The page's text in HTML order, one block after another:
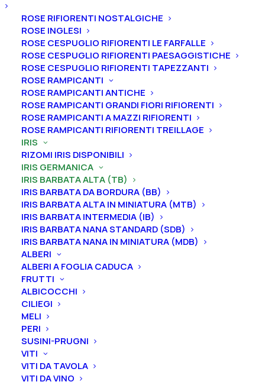
ROSE RIFIORENTI NOSTALGICHE
ROSE INGLESI
ROSE CESPUGLIO RIFIORENTI LE FARFALLE
ROSE CESPUGLIO RIFIORENTI PAESAGGISTICHE
ROSE CESPUGLIO RIFIORENTI TAPEZZANTI
ROSE RAMPICANTI
ROSE RAMPICANTI ANTICHE
ROSE RAMPICANTI GRANDI FIORI RIFIORENTI
ROSE RAMPICANTI A MAZZI RIFIORENTI
ROSE RAMPICANTI RIFIORENTI TREILLAGE
IRIS
RIZOMI IRIS DISPONIBILI
IRIS GERMANICA
IRIS BARBATA ALTA (TB)
IRIS BARBATA DA BORDURA (BB)
IRIS BARBATA ALTA IN MINIATURA (MTB)
IRIS BARBATA INTERMEDIA (IB)
IRIS BARBATA NANA STANDARD (SDB)
IRIS BARBATA NANA IN MINIATURA (MDB)
ALBERI
ALBERI A FOGLIA CADUCA
FRUTTI
ALBICOCCHI
CILIEGI
MELI
PERI
SUSINI-PRUGNI
VITI
VITI DA TAVOLA
VITI DA VINO
Iris germanica “Carnevale
di Venezia”
From8,00€
L’iris germanica “Carnevale di Venezia” ha vessilli
bordeaux scuro con filamenti bronzo, ali bordeaux
scuro, barbe oro antico, leggero profumo muschiato.
Altezza 74 cm. Fioritura intermedia o tardiva.
Le piante diIris in vasosono disponibili in
periodomentre irizomidiIrissonodisponibili solo
nel periodo che vada luglio a settembre.
Formato
Iris
germanica
"Carnevale
di
Venezia"
quantità
Ordina subito questo prodotto!
Puoi acquistare ora questo prodotto contattandoci e
indicando la dimensione del vaso desiderata e la
quantità